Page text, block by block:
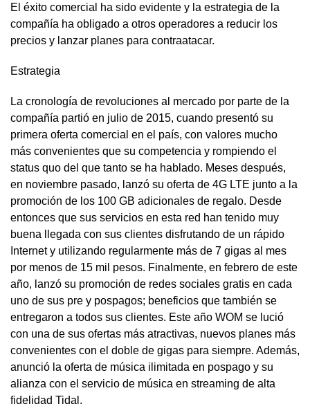
El éxito comercial ha sido evidente y la estrategia de la
compañía ha obligado a otros operadores a reducir los
precios y lanzar planes para contraatacar.
Estrategia
La cronología de revoluciones al mercado por parte de la
compañía partió en julio de 2015, cuando presentó su
primera oferta comercial en el país, con valores mucho
más convenientes que su competencia y rompiendo el
status quo del que tanto se ha hablado. Meses después,
en noviembre pasado, lanzó su oferta de 4G LTE junto a la
promoción de los 100 GB adicionales de regalo. Desde
entonces que sus servicios en esta red han tenido muy
buena llegada con sus clientes disfrutando de un rápido
Internet y utilizando regularmente más de 7 gigas al mes
por menos de 15 mil pesos. Finalmente, en febrero de este
año, lanzó su promoción de redes sociales gratis en cada
uno de sus pre y pospagos; beneficios que también se
entregaron a todos sus clientes. Este año WOM se lució
con una de sus ofertas más atractivas, nuevos planes más
convenientes con el doble de gigas para siempre. Además,
anunció la oferta de música ilimitada en pospago y su
alianza con el servicio de música en streaming de alta
fidelidad Tidal.